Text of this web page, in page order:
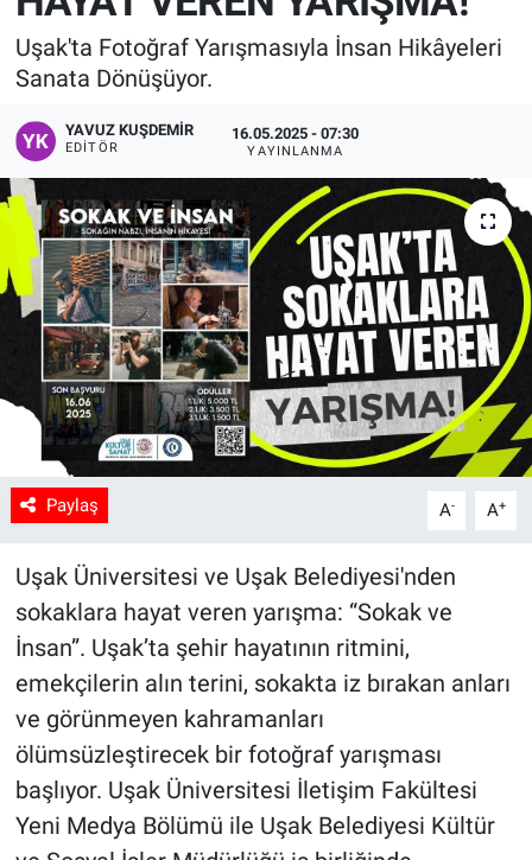
Uşak'ta Fotoğraf Yarışmasıyla İnsan Hikâyeleri
Sanata Dönüşüyor.
YAVUZ KUŞDEMIR
EDITÖR
16.05.2025 - 07:30
YAYINLANMA
Paylaş A- A+
Uşak Üniversitesi ve Uşak Belediyesi'nden
sokaklara hayat veren yarışma: “Sokak ve
İnsan”. Uşak’ta şehir hayatının ritmini,
emekçilerin alın terini, sokakta iz bırakan anları
ve görünmeyen kahramanları
ölümsüzleştirecek bir fotoğraf yarışması
başlıyor. Uşak Üniversitesi İletişim Fakültesi
Yeni Medya Bölümü ile Uşak Belediyesi Kültür
Manşet
Son Dakika
Spor
Uşak Haberleri